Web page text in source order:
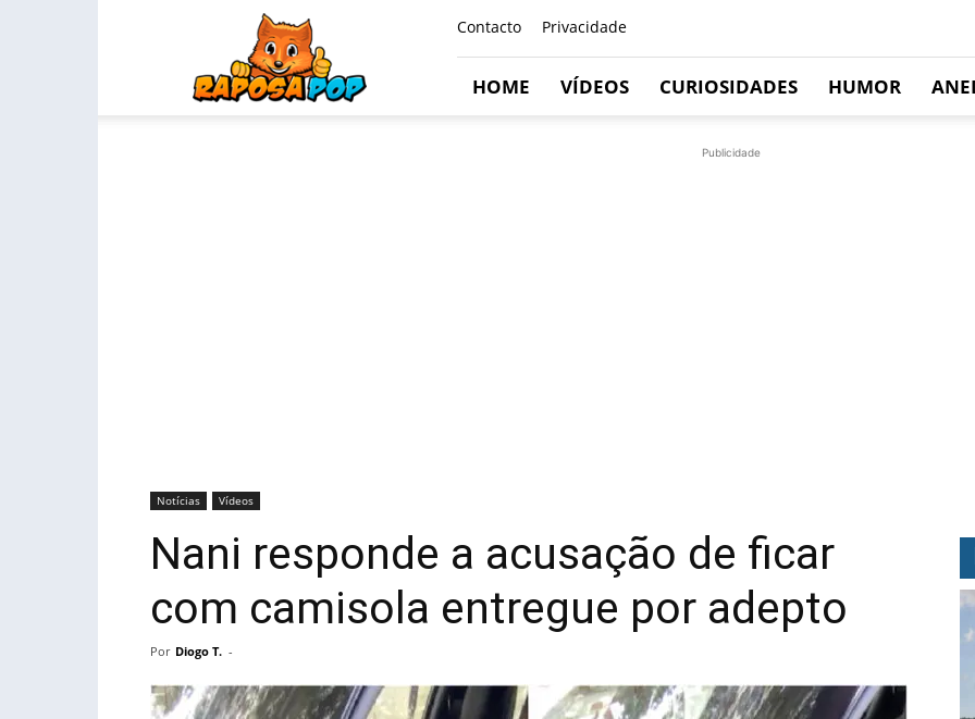
Contacto Privacidade
HOME VÍDEOS CURIOSIDADES HUMOR
Publicidade
Notícias Vídeos
Nani responde a acusação de ficar
com camisola entregue por adepto
Por Diogo T. -